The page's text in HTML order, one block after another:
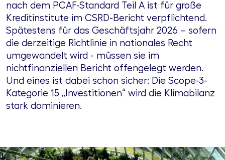
nach dem PCAF-Standard Teil A ist für große
Kreditinstitute im CSRD-Bericht verpflichtend.
Spätestens für das Geschäftsjahr 2026 – sofern
die derzeitige Richtlinie in nationales Recht
umgewandelt wird - müssen sie im
nichtfinanziellen Bericht offengelegt werden.
Und eines ist dabei schon sicher: Die Scope-3-
Kategorie 15 „Investitionen“ wird die Klimabilanz
stark dominieren.